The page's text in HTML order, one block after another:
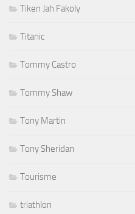
Tiken Jah Fakoly
Titanic
Tommy Castro
Tommy Shaw
Tony Martin
Tony Sheridan
Tourisme
triathlon